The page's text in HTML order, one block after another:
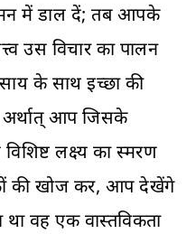
मन में डाल दें; तब आपके
उस विचार का पालन
के साथ इच्छा की
अर्थात् आप जिसके
लक्ष्य का स्मरण
की खोज कर, आप देखेंगे
था वह एक वास्तविकता